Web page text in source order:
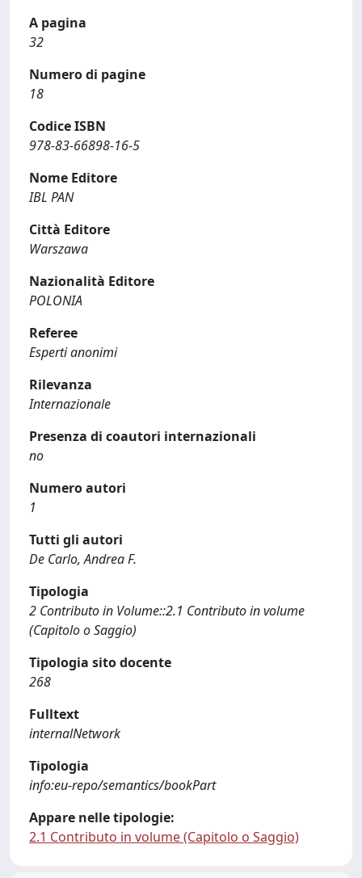
A pagina
32
Numero di pagine
18
Codice ISBN
978-83-66898-16-5
Nome Editore
IBL PAN
Città Editore
Warszawa
Nazionalità Editore
POLONIA
Referee
Esperti anonimi
Rilevanza
Internazionale
Presenza di coautori internazionali
no
Numero autori
1
Tutti gli autori
De Carlo, Andrea F.
Tipologia
2 Contributo in Volume::2.1 Contributo in volume
(Capitolo o Saggio)
Tipologia sito docente
268
Fulltext
internalNetwork
Tipologia
info:eu-repo/semantics/bookPart
Appare nelle tipologie:
2.1 Contributo in volume (Capitolo o Saggio)